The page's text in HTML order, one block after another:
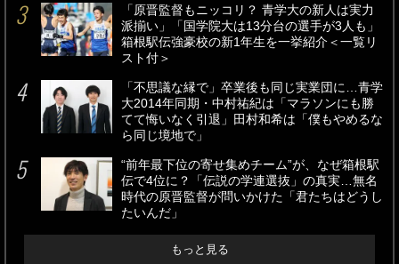
「原晋監督もニッコリ？ 青学大の新人は実力
派揃い」「国学院大は13分台の選手が3人も」
箱根駅伝強豪校の新1年生を一挙紹介＜一覧リ
スト付＞
「不思議な縁で」卒業後も同じ実業団に…青学
大2014年同期・中村祐紀は「マラソンにも勝
てて悔いなく引退」田村和希は「僕もやめるな
ら同じ境地で」
“前年最下位の寄せ集めチーム”が、なぜ箱根駅
伝で4位に？「伝説の学連選抜」の真実…無名
時代の原晋監督が問いかけた「君たちはどうし
たいんだ」
もっと見る